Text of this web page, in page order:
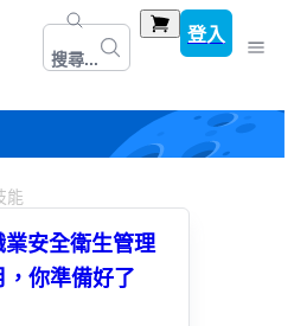
搜尋...
登入
能
業安全衛生管理
，你準備好了